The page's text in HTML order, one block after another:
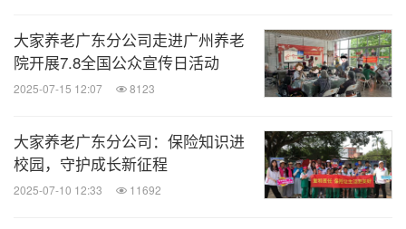
大家养老广东分公司走进广州养老
院开展7.8全国公众宣传日活动
2025-07-15 12:07 8123
大家养老广东分公司：保险知识进
校园，守护成长新征程
2025-07-10 12:33 11692